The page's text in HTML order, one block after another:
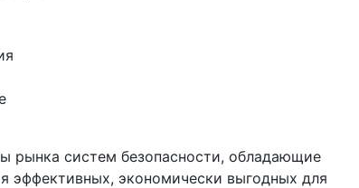
рынка систем безопасности, обладающие
эффективных, экономически выгодных для